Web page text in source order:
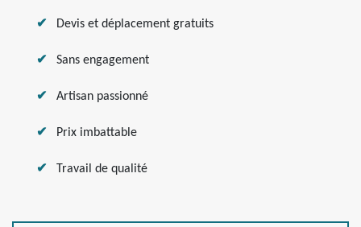
Devis et déplacement gratuits
Sans engagement
Artisan passionné
Prix imbattable
Travail de qualité